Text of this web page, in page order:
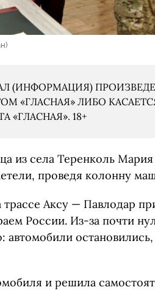
(ИНФОРМАЦИЯ)
«ГЛАСНАЯ» ЛИБО
«ГЛАСНАЯ». 18+
из села Теренколь
проведя колонну
Аксу — Павлодар
России. Из-за почти
автомобили
и решила